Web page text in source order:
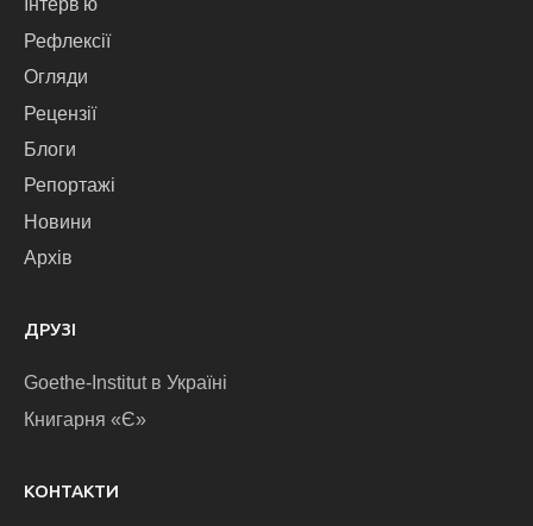
Інтерв'ю
Рефлексії
Огляди
Рецензії
Блоги
Репортажі
Новини
Архів
ДРУЗІ
Goethe-Institut в Україні
Книгарня «Є»
КОНТАКТИ